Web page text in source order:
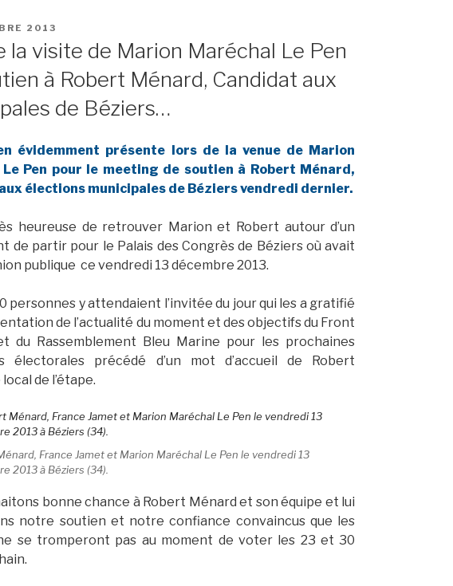
2013
la visite de Marion Maréchal Le Pen
à Robert Ménard, Candidat aux
de Béziers…
évidemment présente lors de la venue de Marion
Pen pour le meeting de soutien à Robert Ménard,
élections municipales de Béziers vendredi dernier.
heureuse de retrouver Marion et Robert autour d’un
de partir pour le Palais des Congrès de Béziers où avait
publique ce vendredi 13 décembre 2013.
personnes y attendaient l’invitée du jour qui les a gratifié
de l’actualité du moment et des objectifs du Front
du Rassemblement Bleu Marine pour les prochaines
électorales précédé d’un mot d’accueil de Robert
de l’étape.
France Jamet et Marion Maréchal Le Pen le vendredi 13
2013 à Béziers (34).
bonne chance à Robert Ménard et son équipe et lui
notre soutien et notre confiance convaincus que les
se tromperont pas au moment de voter les 23 et 30